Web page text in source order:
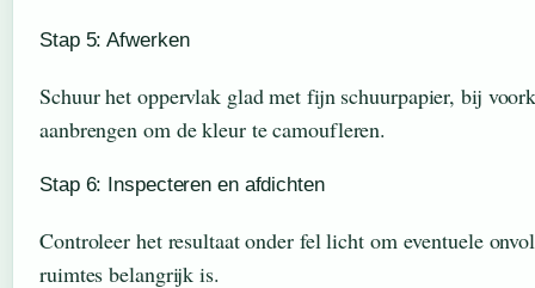
Stap 5: Afwerken
Schuur het oppervlak glad met fijn schuurpapier, bij
aanbrengen om de kleur te camoufleren.
Stap 6: Inspecteren en afdichten
Controleer het resultaat onder fel licht om eventuele
ruimtes belangrijk is.